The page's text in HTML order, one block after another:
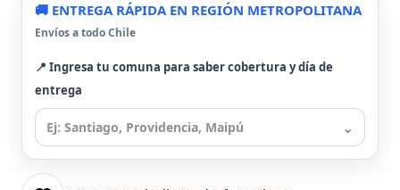
🚚 ENTREGA RÁPIDA EN REGIÓN METROPOLITANA
Envíos a todo Chile
📍 Ingresa tu comuna para saber cobertura y día de
entrega
⌄